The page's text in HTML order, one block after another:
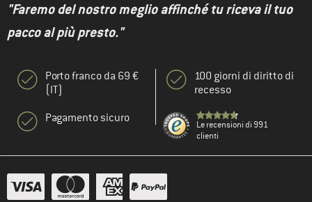
"Faremo del nostro meglio affinché tu riceva il tuo
pacco al più presto."
Porto franco da 69 €
(IT)
Pagamento sicuro
100 giorni di diritto di
recesso
Le recensioni di 991
clienti